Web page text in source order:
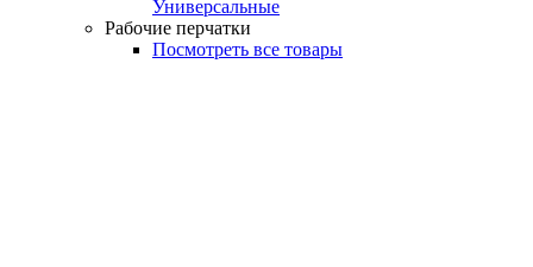
Универсальные
Рабочие перчатки
Посмотреть все товары